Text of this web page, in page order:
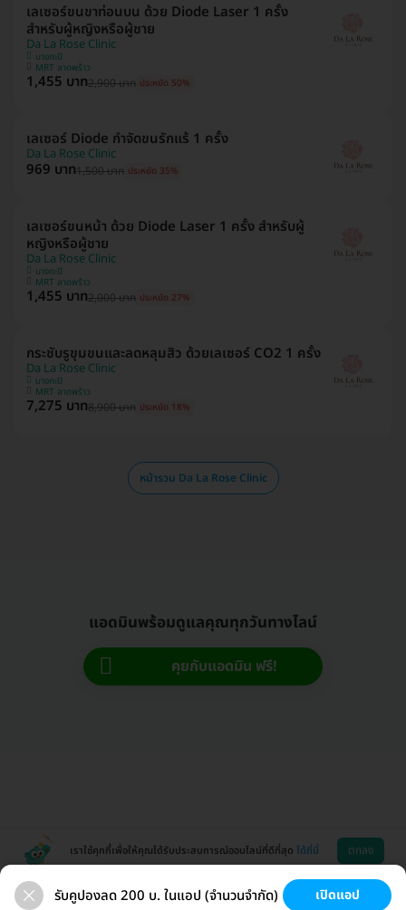
เลเซอร์ขนขาท่อนบน ด้วย Diode Laser 1 ครั้ง
สำหรับผู้หญิงหรือผู้ชาย
Da La Rose Clinic
บางกะปิ
MRT ลาดพร้าว
1,455 บาท2,900 บาท ประหยัด 50%
เลเซอร์ Diode กำจัดขนรักแร้ 1 ครั้ง
Da La Rose Clinic
969 บาท1,500 บาท ประหยัด 35%
เลเซอร์ขนหน้า ด้วย Diode Laser 1 ครั้ง สำหรับผู้
หญิงหรือผู้ชาย
Da La Rose Clinic
บางกะปิ
MRT ลาดพร้าว
1,455 บาท2,000 บาท ประหยัด 27%
กระชับรูขุมขนและลดหลุมสิว ด้วยเลเซอร์ CO2 1 ครั้ง
Da La Rose Clinic
บางกะปิ
MRT ลาดพร้าว
7,275 บาท8,900 บาท ประหยัด 18%
หน้ารวม Da La Rose Clinic
แอดมินพร้อมดูแลคุณทุกวันทางไลน์
คุยกับแอดมิน ฟรี!
เราใช้คุกกี้เพื่อให้คุณได้รับประสบการณ์ออนไลน์ที่ดีที่สุด ได้ที่นี่ ตกลง
รับคูปองลด 200 บ. ในแอป (จำนวนจำกัด) เปิดแอป